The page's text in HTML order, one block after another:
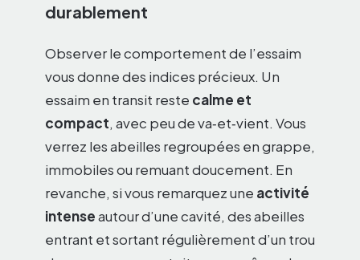
durablement
Observer le comportement de l’essaim
vous donne des indices précieux. Un
essaim en transit reste calme et
compact, avec peu de va‑et‑vient. Vous
verrez les abeilles regroupées en grappe,
immobiles ou remuant doucement. En
revanche, si vous remarquez une activité
intenseautour d’une cavité, des abeilles
entrant et sortant régulièrement d’un trou